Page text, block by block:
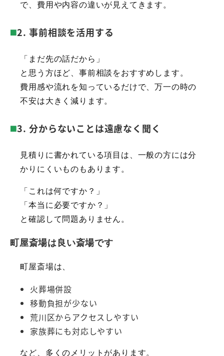
で、費用や内容の違いが見えてきます。
2. 事前相談を活用する
「まだ先の話だから」
と思う方ほど、事前相談をおすすめします。
費用感や流れを知っているだけで、万一の時の
不安は大きく減ります。
3. 分からないことは遠慮なく聞く
見積りに書かれている項目は、一般の方には分
かりにくいものもあります。
「これは何ですか？」
「本当に必要ですか？」
と確認して問題ありません。
町屋斎場は良い斎場です
町屋斎場は、
火葬場併設
移動負担が少ない
荒川区からアクセスしやすい
家族葬にも対応しやすい
など、多くのメリットがあります。